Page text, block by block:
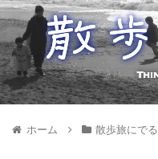
ホーム 散歩旅にでる